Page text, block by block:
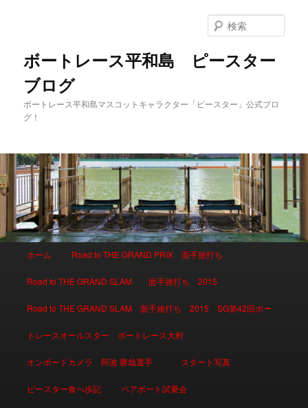
ボートレース平和島 ピースター
ブログ
ボートレース平和島マスコットキャラクター「ピースター」公式ブロ
グ！
索
メインコンテンツへ移動
サブコンテンツへ移動
ホーム Road to THE GRAND PRIX 面手旅打ち
Road to THE GRAND SLAM 面手旅打ち 2015
Road to THE GRAND SLAM 面手旅打ち 2015 SG第42回ボー
トレースオールスター ボートレース大村
オンボードカメラ 阿波 勝哉選手 スタート写真
ピースター食べ歩記 ペアボート試乗会